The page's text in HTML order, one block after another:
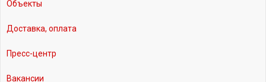
Объекты
Доставка, оплата
Пресс-центр
Вакансии